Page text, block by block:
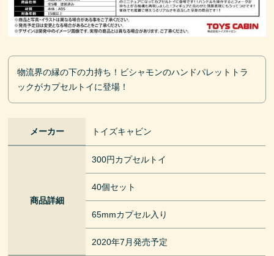
物流界の縁の下の力持ち！ビシャモンのハンドパレットトラ
ックがカプセルトイに登場！
メーカー トイズキャビン
商品詳細
300円カプセルトイ
40個セット
65mmカプセル入り
2020年7月発売予定